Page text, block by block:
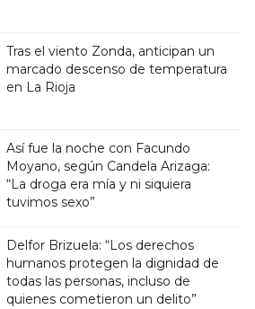
Tras el viento Zonda, anticipan un
marcado descenso de temperatura
en La Rioja
Así fue la noche con Facundo
Moyano, según Candela Arizaga:
“La droga era mía y ni siquiera
tuvimos sexo”
Delfor Brizuela: “Los derechos
humanos protegen la dignidad de
todas las personas, incluso de
quienes cometieron un delito”